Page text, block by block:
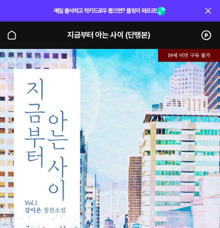
매일 출석하고 럭키드로우 뽑으면? 플링이 와르르!
지금부터 아는 사이 (단행본)